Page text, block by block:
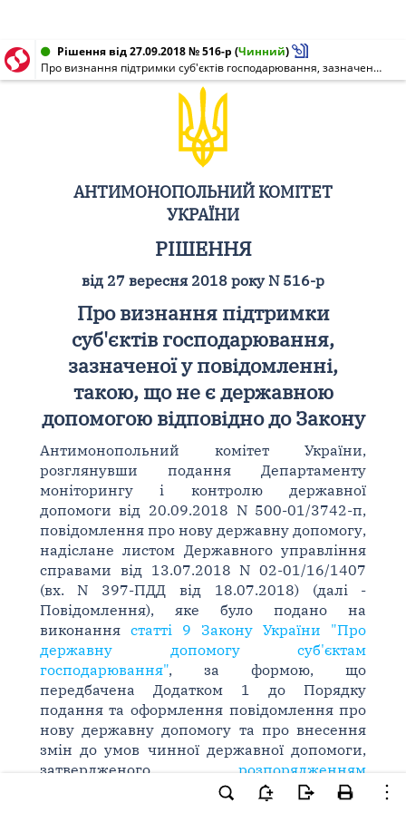
Рішення від 27.09.2018 № 516-р (Чинний)
Про визнання підтримки суб'єктів господарювання, зазначеної у повідомленні, такою, що не є державною допомогою відповідно до Закону
АНТИМОНОПОЛЬНИЙ КОМІТЕТ
УКРАЇНИ
РІШЕННЯ
від 27 вересня 2018 року N 516-р
Про визнання підтримки
суб'єктів господарювання,
зазначеної у повідомленні,
такою, що не є державною
допомогою відповідно до Закону
Антимонопольний комітет України,
розглянувши подання Департаменту
моніторингу і контролю державної
допомоги від 20.09.2018 N 500-01/3742-п,
повідомлення про нову державну допомогу,
надіслане листом Державного управління
справами від 13.07.2018 N 02-01/16/1407
(вх. N 397-ПДД від 18.07.2018) (далі -
Повідомлення), яке було подано на
виконання статті 9 Закону України "Про
державну допомогу суб'єктам
господарювання", за формою, що
передбачена Додатком 1 до Порядку
подання та оформлення повідомлення про
нову державну допомогу та про внесення
змін до умов чинної державної допомоги,
затвердженогорозпорядженням
Антимонопольного комітету України від